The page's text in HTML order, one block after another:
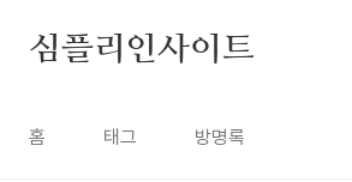
심플리인사이트
홈 태그 방명록